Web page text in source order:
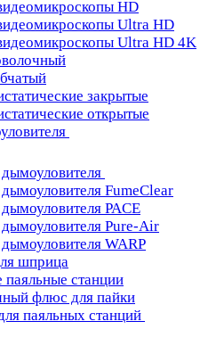
HD
Ultra HD
Ultra HD 4K
закрытые
открытые
FumeClear
PACE
Pure-Air
WARP
шприца
паяльные станции
флюс для пайки
паяльных станций